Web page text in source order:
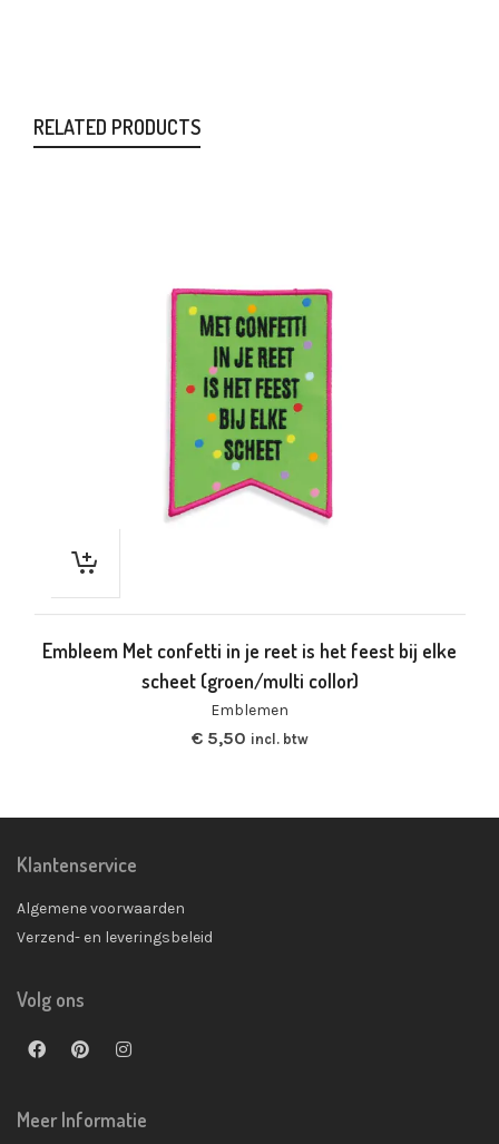
RELATED PRODUCTS
Embleem Met confetti in je reet is het feest bij elke
scheet (groen/multi collor)
Emblemen
€5,50 incl. btw
Klantenservice
Algemene voorwaarden
Verzend- en leveringsbeleid
Volg ons
Meer Informatie